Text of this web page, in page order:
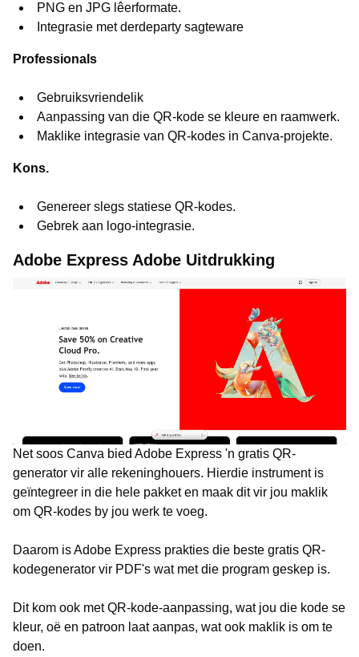
PNG en JPG lêerformate.
Integrasie met derdeparty sagteware
Professionals
Gebruiksvriendelik
Aanpassing van die QR-kode se kleure en raamwerk.
Maklike integrasie van QR-kodes in Canva-projekte.
Kons.
Genereer slegs statiese QR-kodes.
Gebrek aan logo-integrasie.
Adobe Express Adobe Uitdrukking
Net soos Canva bied Adobe Express 'n gratis QR-
generator vir alle rekeninghouers. Hierdie instrument is
geïntegreer in die hele pakket en maak dit vir jou maklik
om QR-kodes by jou werk te voeg.
Daarom is Adobe Express prakties die beste gratis QR-
kodegenerator vir PDF's wat met die program geskep is.
Dit kom ook met QR-kode-aanpassing, wat jou die kode se
kleur, oë en patroon laat aanpas, wat ook maklik is om te
doen.